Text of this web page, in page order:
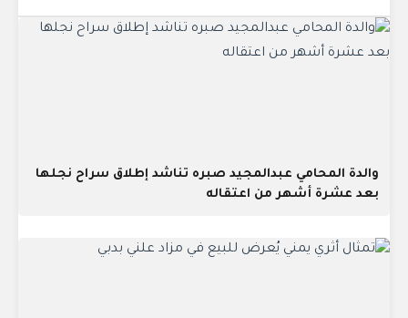
والدة المحامي عبدالمجيد صبره تناشد إطلاق سراح نجلها
بعد عشرة أشهر من اعتقاله